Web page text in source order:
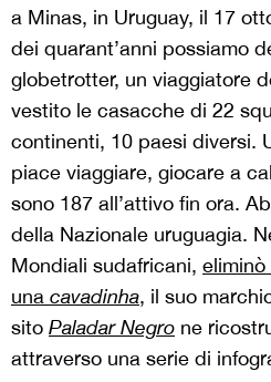
a Minas, in Uruguay, il 17
dei quarant’anni possiamo
globetrotter, un viaggiatore
vestito le casacche di 22
continenti, 10 paesi diversi.
piace viaggiare, giocare a
sono 187 all’attivo fin ora.
della Nazionale uruguagia.
Mondiali sudafricani, eliminò
una cavadinha, il suo
sito Paladar Negro ne
attraverso una serie di